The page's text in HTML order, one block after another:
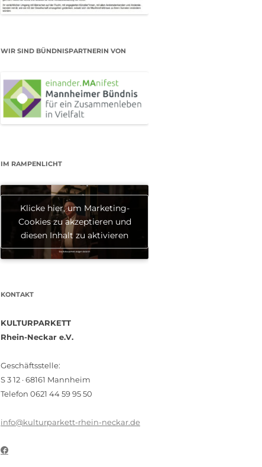
WIR SIND BÜNDNISPARTNERIN VON
IM RAMPENLICHT
Klicke hier, um Marketing-
Cookies zu akzeptieren und
diesen Inhalt zu aktivieren
KONTAKT
KULTURPARKETT
Rhein-Neckar e.V.
Geschäftsstelle:
S 3 12 · 68161 Mannheim
Telefon 0621 44 59 95 50
info@kulturparkett-rhein-neckar.de